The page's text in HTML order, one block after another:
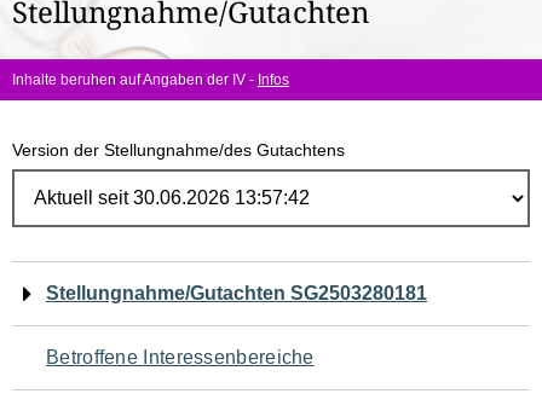
hier:
Stellungnahme/Gutachten
Inhalte beruhen auf Angaben der IV - Infos
Version der Stellungnahme/des Gutachtens
Navigation
für
den
Stellungnahme/Gutachten SG2503280181
Betroffene Interessenbereiche